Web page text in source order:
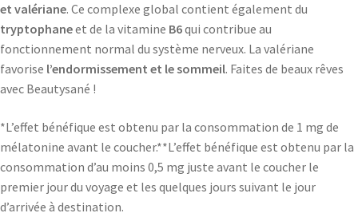
et valériane. Ce complexe global contient également du
tryptophaneet de la vitamine B6qui contribue au
fonctionnement normal du système nerveux. La valériane
favorise l’endormissement et le sommeil. Faites de beaux rêves
avec Beautysané !
*L’effet bénéfique est obtenu par la consommation de 1 mg de
mélatonine avant le coucher.**L’effet bénéfique est obtenu par la
consommation d’au moins 0,5 mg juste avant le coucher le
premier jour du voyage et les quelques jours suivant le jour
d’arrivée à destination.